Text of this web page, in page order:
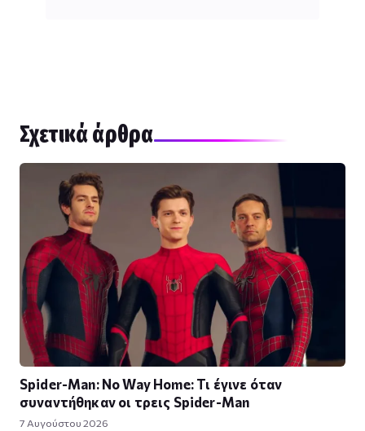
Σχετικά άρθρα
Spider-Man: No Way Home: Τι έγινε όταν
συναντήθηκαν οι τρεις Spider-Man
7 Αυγούστου 2026